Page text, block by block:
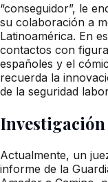
“conseguidor”, le
su colaboración a
Latinoamérica. En
contactos con
españoles y el
recuerda la
de la seguridad
Actualmente, un
informe de la